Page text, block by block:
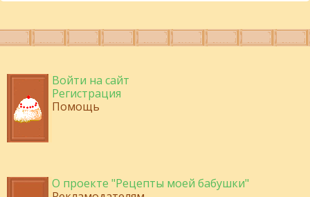
Войти на сайт
Регистрация
Помощь
О проекте "Рецепты моей бабушки"